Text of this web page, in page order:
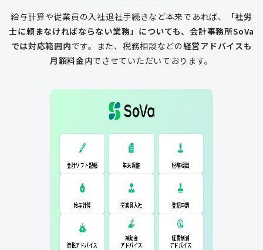
給与計算や従業員の入社退社手続きなど本来であれば、
「社労
士に頼まなければならない業務」についても、会計事務所SoVa
では対応範囲内です。 また、税務相談などの経営アドバイスも
月額料金内でさせていただいております。
一般的な税理士
会計ソフト記
帳 年末調整 税務相談
会計ソフト記帳
年末調整
税務相談
従業員入社
節税アドバイス
補助金
アドバイス
アドバイス